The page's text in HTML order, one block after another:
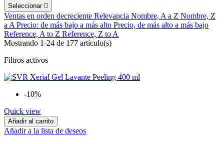
Seleccionar 
Ventas en orden decreciente Relevancia Nombre, A a Z Nombre, Z
a A Precio: de más bajo a más alto Precio, de más alto a más bajo
Reference, A to Z Reference, Z to A
Mostrando 1-24 de 177 artículo(s)
Filtros activos
-10%
Quick view
Añadir al carrito
Añadir a la lista de deseos